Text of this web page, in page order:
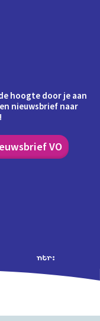
hoogte door je aan
nieuwsbrief naar
VO